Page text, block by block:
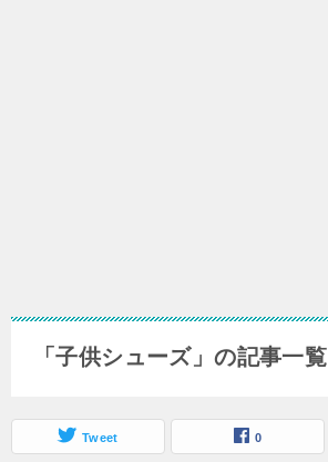
「子供シューズ」の記事一覧
Tweet 0